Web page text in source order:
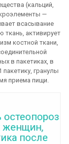
(кальций,
—
всасывание
ткань, активирует
костной ткани,
в пакетиках, в
пакетику, гранулы
приема пищи.
остеопороз
женщин,
после